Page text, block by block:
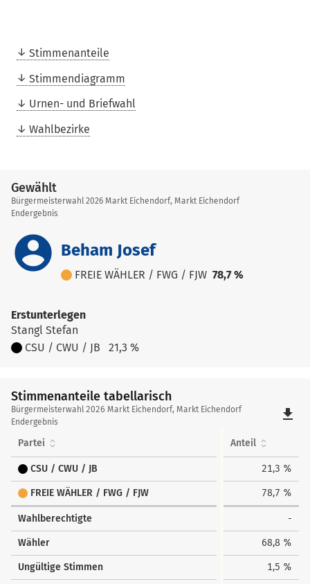
Stimmenanteile
Stimmendiagramm
Urnen- und Briefwahl
Wahlbezirke
Gewählt
Bürgermeisterwahl 2026 Markt Eichendorf, Markt Eichendorf
Endergebnis
account_circle Beham Josef
FREIE WÄHLER / FWG / FJW 78,7 %
Erstunterlegen
Stangl Stefan
CSU / CWU / JB
21,3 %
Stimmenanteile tabellarisch
Stimmenanteile
tabellarisch
Bürgermeisterwahl 2026 Markt Eichendorf, Markt Eichendorf
Endergebnis
file_download
Partei Anteil
CSU / CWU / JB 21,3 %
FREIE WÄHLER / FWG / FJW 78,7 %
Wahlberechtigte -
Wähler 68,8 %
Ungültige Stimmen 1,5 %